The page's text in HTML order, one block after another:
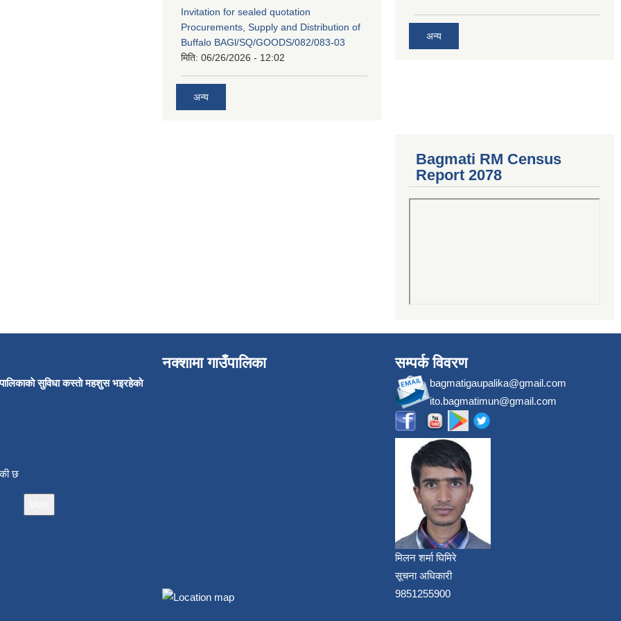
Invitation for sealed quotation
Procurements, Supply and Distribution of
Buffalo BAGl/SQ/GOODS/082/083-03
मिति: 06/26/2026 - 12:02
अन्य
अन्य
Bagmati RM Census
Report 2078
सुविधा कस्ताे महशुस भइरहेकाे
छ
नक्शामा गाउँपालिका सम्पर्क विवरण
bagmatigaupalika@gmail.com
ito.bagmatimun@gmail.com
मिलन शर्मा घिमिरे
सूचना अधिकारी
9851255900